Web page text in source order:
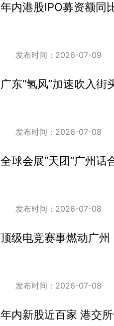
年内港股IPO募资额同
发布时间：2026-07-09
广东“氢风”加速吹入街
发布时间：2026-07-08
全球会展“天团”广州话
发布时间：2026-07-08
顶级电竞赛事燃动广州
发布时间：2026-07-08
年内新股近百家 港交